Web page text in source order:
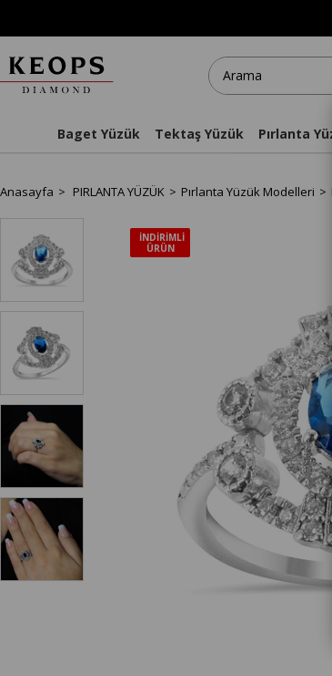
Baget Yüzük Tektaş Yüzük Pırlanta
Anasayfa PIRLANTA YÜZÜK Pırlanta Yüzük Modelleri
İNDIRIMLI
ÜRÜN